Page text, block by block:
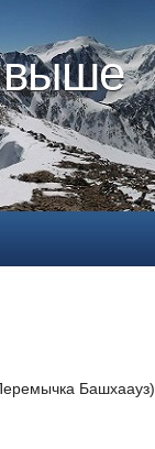
выше
Башхаауз)